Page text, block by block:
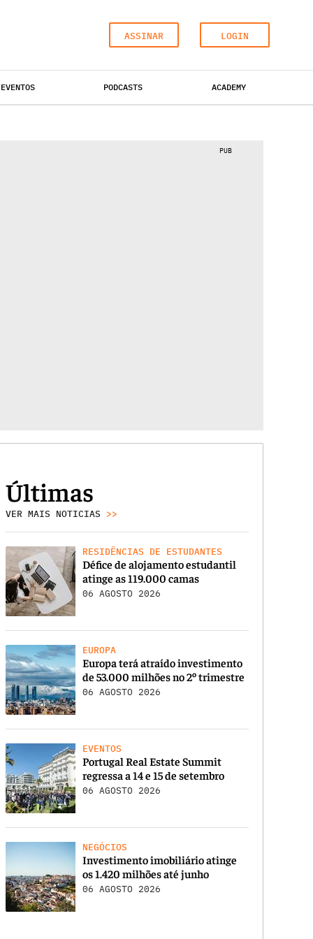
ASSINAR LOGIN
EVENTOS PODCASTS ACADEMY
PUB
Últimas
VER MAIS NOTICIAS >>
RESIDÊNCIAS DE ESTUDANTES
Défice de alojamento estudantil
atinge as 119.000 camas
06 AGOSTO 2026
EUROPA
Europa terá atraído investimento
de 53.000 milhões no 2º trimestre
06 AGOSTO 2026
EVENTOS
Portugal Real Estate Summit
regressa a 14 e 15 de setembro
06 AGOSTO 2026
NEGÓCIOS
Investimento imobiliário atinge
os 1.420 milhões até junho
06 AGOSTO 2026